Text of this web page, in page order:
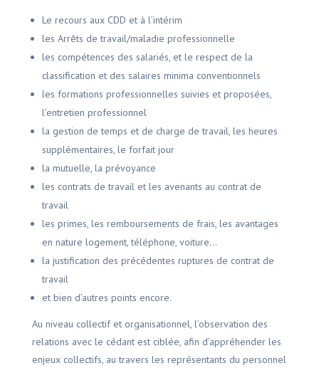
Le recours aux CDD et à l’intérim
les Arrêts de travail/maladie professionnelle
les compétences des salariés, et le respect de la
classification et des salaires minima conventionnels
les formations professionnelles suivies et proposées,
l’entretien professionnel
la gestion de temps et de charge de travail, les heures
supplémentaires, le forfait jour
la mutuelle, la prévoyance
les contrats de travail et les avenants au contrat de
travail
les primes, les remboursements de frais, les avantages
en nature logement, téléphone, voiture…
la justification des précédentes ruptures de contrat de
travail
et bien d’autres points encore.
Au niveau collectif et organisationnel, l’observation des
relations avec le cédant est ciblée, afin d’appréhender les
enjeux collectifs, au travers les représentants du personnel